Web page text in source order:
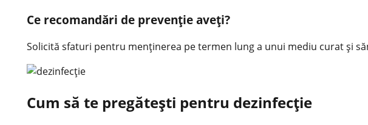
Ce recomandări de prevenție aveți?
Solicită sfaturi pentru menținerea pe termen lung a unui mediu curatși
Cum să te pregătești pentru dezinfecție